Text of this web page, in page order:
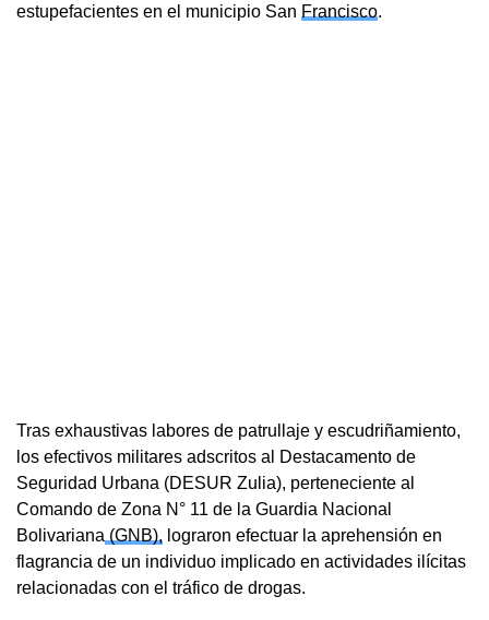
estupefacientes en el municipio San Francisco.
Tras exhaustivas labores de patrullaje y escudriñamiento,
los efectivos militares adscritos al Destacamento de
Seguridad Urbana (DESUR Zulia), perteneciente al
Comando de Zona N° 11 de la Guardia Nacional
Bolivariana (GNB), lograron efectuar la aprehensión en
flagrancia de un individuo implicado en actividades ilícitas
relacionadas con el tráfico de drogas.